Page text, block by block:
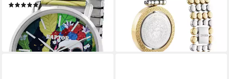
(5)
59,95 €
lieferbar - in 3-4 Werktagen bei dir
+35
lieferbar - in 2-3 Werktagen bei dir